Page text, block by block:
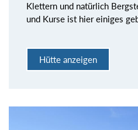
Klettern und natürlich
und Kurse ist hier einiges
Hütte anzeigen